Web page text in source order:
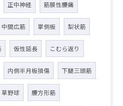
正中神経 筋膜性腰痛
中間広筋 掌側板 梨状筋
仮性延長 こむら返り
内側半月板損傷 下腿三頭筋
草野球 腰方形筋